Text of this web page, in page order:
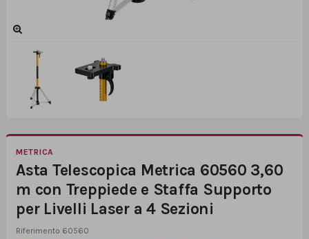
METRICA
Asta Telescopica Metrica 60560 3,60
m con Treppiede e Staffa Supporto
per Livelli Laser a 4 Sezioni
Riferimento 60560